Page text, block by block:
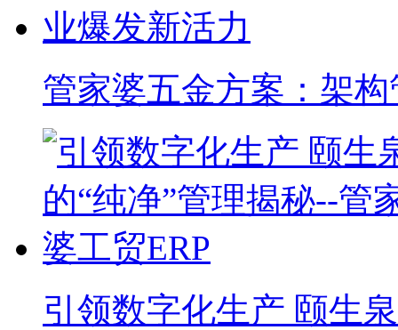
管家婆五金方案：架
引领数字化生产 颐生